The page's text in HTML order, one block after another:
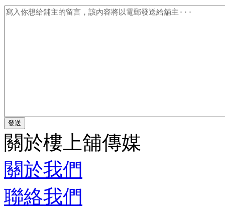
關於樓上舖傳媒
關於我們
聯絡我們